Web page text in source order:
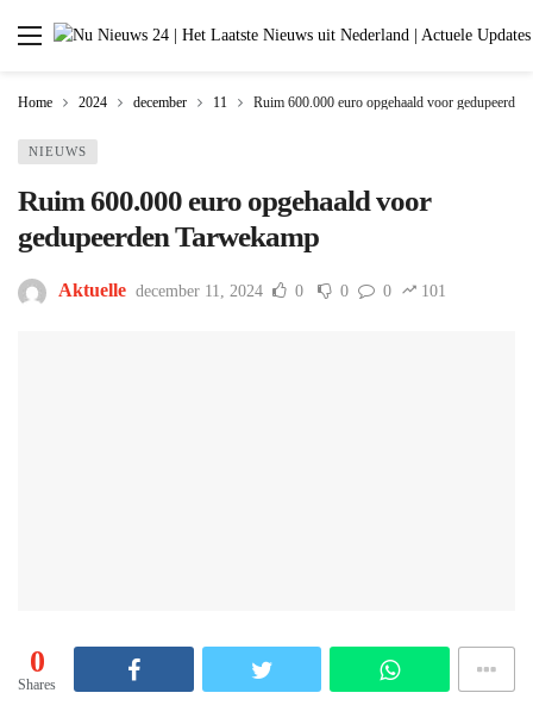
Home 2024 december 11 Ruim 600.000 euro opgehaald voor gedupeerden
NIEUWS
Ruim 600.000 euro opgehaald voor
gedupeerden Tarwekamp
Aktuelle december 11, 2024 0 0 0 101
0
Shares